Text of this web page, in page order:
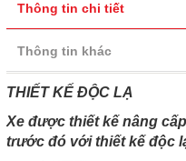
Thông tin chi tiết
Thông tin khác
THIẾT KẾ ĐỘC LẠ
Xe được thiết kế nâng
trước đó với thiết kế độc